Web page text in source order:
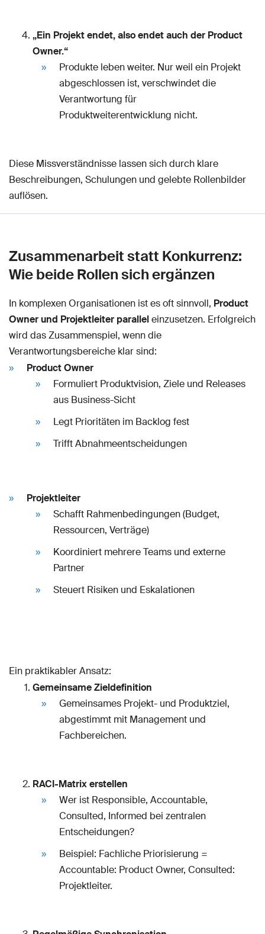
„Ein Projekt endet, also endet auch der Product
Owner.“
Produkte leben weiter. Nur weil ein Projekt
abgeschlossen ist, verschwindet die
Verantwortung für
Produktweiterentwicklung nicht.
Diese Missverständnisse lassen sich durch klare
Beschreibungen, Schulungen und gelebte Rollenbilder
auflösen.
Zusammenarbeit statt Konkurrenz:
Wie beide Rollen sich ergänzen
In komplexen Organisationen ist es oft sinnvoll, Product
Owner und Projektleiter paralleleinzusetzen. Erfolgreich
wird das Zusammenspiel, wenn die
Verantwortungsbereiche klar sind:
Product Owner
Formuliert Produktvision, Ziele und Releases
aus Business-Sicht
Legt Prioritäten im Backlog fest
Trifft Abnahmeentscheidungen
Projektleiter
Schafft Rahmenbedingungen (Budget,
Ressourcen, Verträge)
Koordiniert mehrere Teams und externe
Partner
Steuert Risiken und Eskalationen
Ein praktikabler Ansatz:
Gemeinsame Zieldefinition
Gemeinsames Projekt- und Produktziel,
abgestimmt mit Management und
Fachbereichen.
RACI-Matrix erstellen
Wer ist Responsible, Accountable,
Consulted, Informed bei zentralen
Entscheidungen?
Beispiel: Fachliche Priorisierung =
Accountable: Product Owner, Consulted:
Projektleiter.